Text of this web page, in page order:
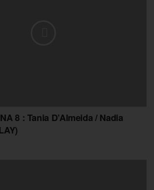
8 : Tania D’Almeida / Nadia